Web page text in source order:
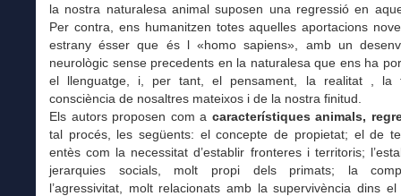
la nostra naturalesa animal suposen una regressió en
Per contra, ens humanitzen totes aquelles aportacions
estrany ésser que és l «homo sapiens», amb un
neurològic sense precedents en la naturalesa que ens ha
el llenguatge, i, per tant, el pensament, la realitat , la
consciència de nosaltres mateixos i de la nostra finitud.
Els autors proposen com a característiques animals,
tal procés, les següents: el concepte de propietat; el de
entès com la necessitat d’establir fronteres i territoris;
jerarquies socials, molt propi dels primats; la
l’agressivitat, molt relacionats amb la supervivència dins